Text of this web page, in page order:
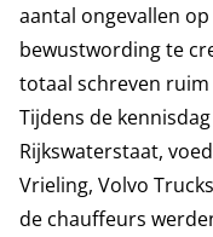
aantal ongevallen
bewustwording te
totaal schreven
Tijdens de
Rijkswaterstaat,
Vrieling, Volvo
de chauffeurs